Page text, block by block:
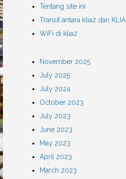
Tentang site ini
Transit antara klia2 dan KLIA
WiFi di klia2
November 2025
July 2025
July 2024
October 2023
July 2023
June 2023
May 2023
April 2023
March 2023